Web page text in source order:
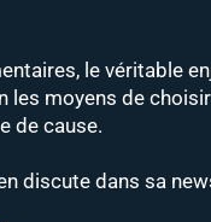
le véritable
les moyens de
de cause.
discute dans sa